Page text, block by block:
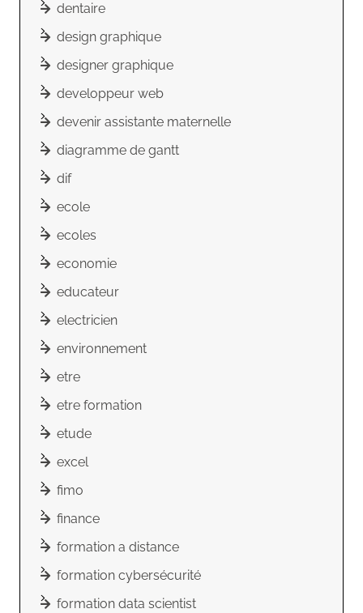
dentaire
design graphique
designer graphique
developpeur web
devenir assistante maternelle
diagramme de gantt
dif
ecole
ecoles
economie
educateur
electricien
environnement
etre
etre formation
etude
excel
fimo
finance
formation a distance
formation cybersécurité
formation data scientist